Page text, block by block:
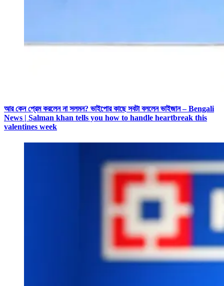
আর কেন প্রেম করলেন না সলমন? ভাইপোর কাছে সবটা বললেন ভাইজান – Bengali
News | Salman khan tells you how to handle heartbreak this
valentines week